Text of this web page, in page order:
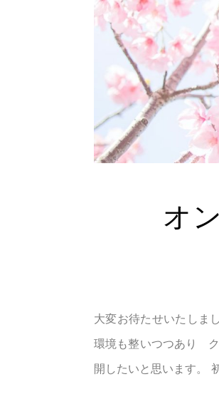
オ
大変お待たせいたしま
環境も整いつつあり ク
開したいと思います。